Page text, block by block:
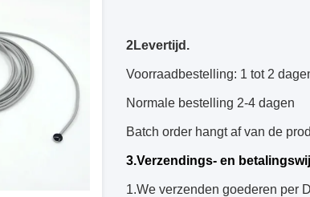
2Levertijd.
Voorraadbestelling: 1 tot 2
Normale bestelling 2-4 dagen
Batch order hangt af van de
3.Verzendings- en
1.We verzenden goederen per